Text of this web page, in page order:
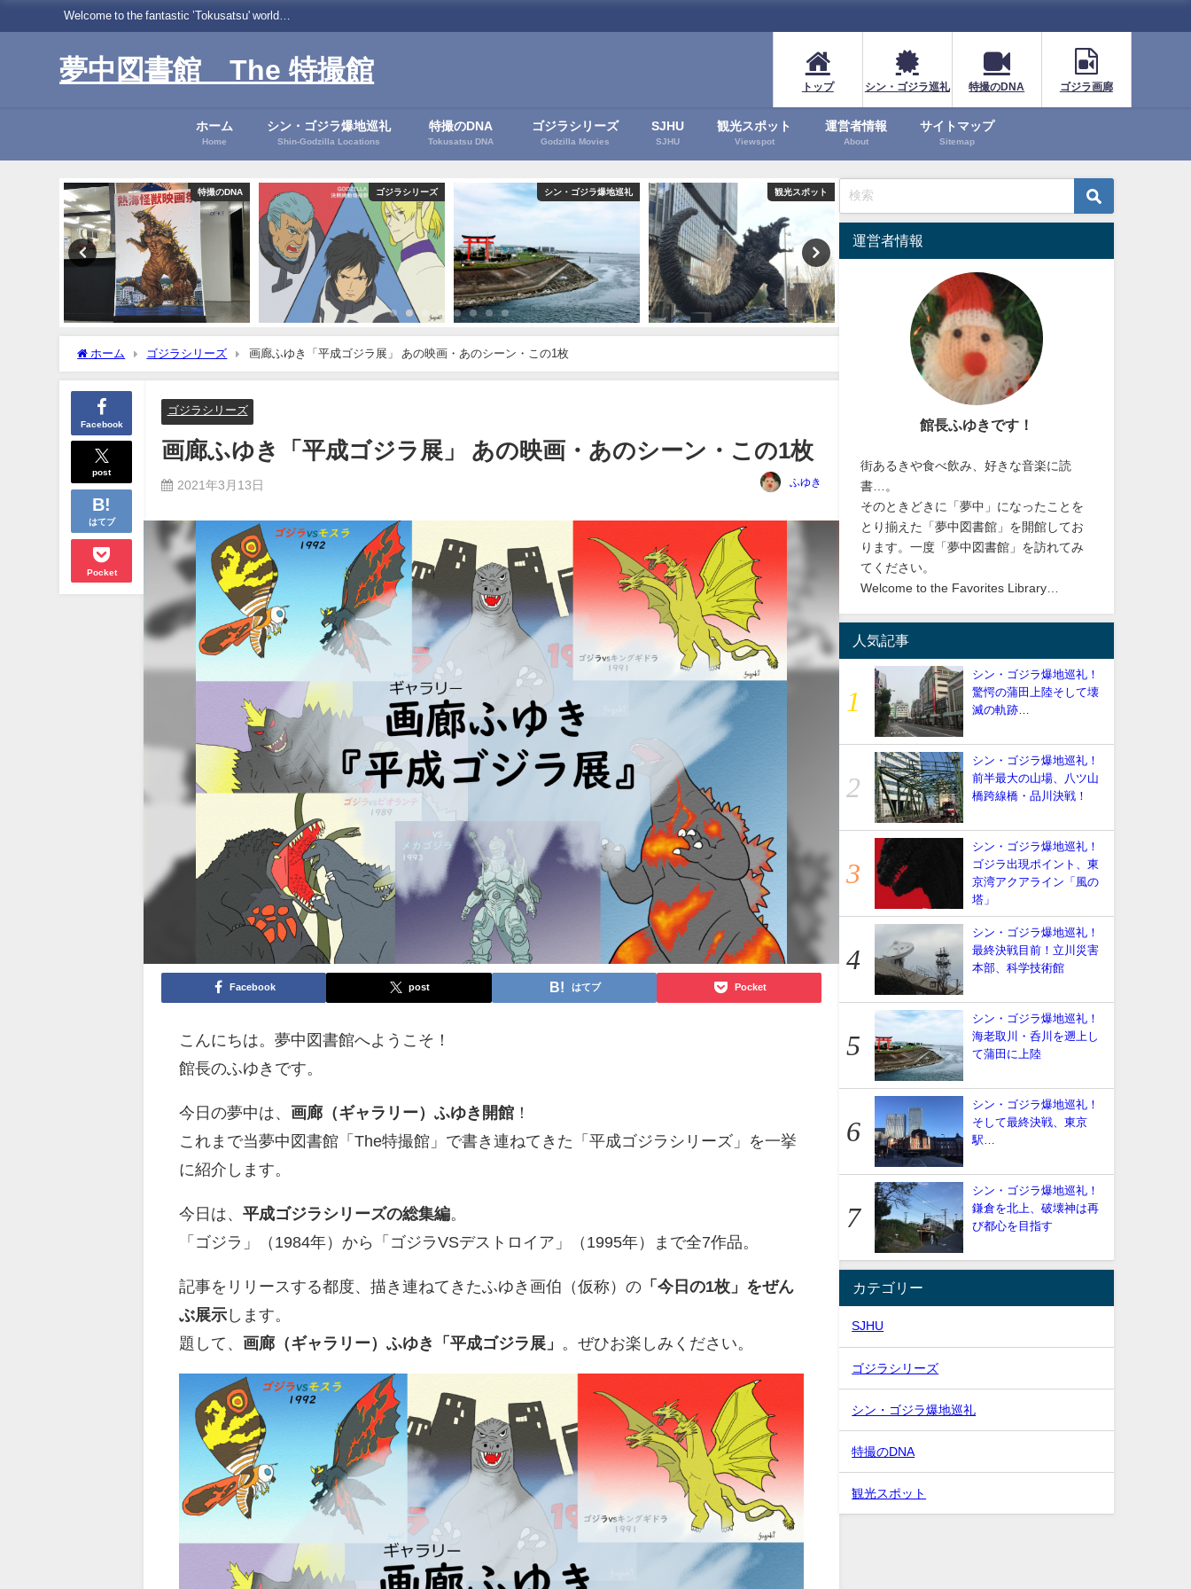
Welcome to the fantastic ’Tokusatsu' world…
夢中図書館 The 特撮館
トップ シン・ゴジラ巡礼 特撮のDNA ゴジラ画廊
ホーム
Home
シン・ゴジラ爆地巡礼
Shin-Godzilla Locations
特撮のDNA
Tokusatsu DNA
ゴジラシリーズ
Godzilla Movies
SJHU
SJHU
観光スポット
Viewspot
運営者情報
About
サイトマップ
Sitemap
特撮のDNA ゴジラシリーズ シン・ゴジラ爆地巡礼 観光スポット 観光スポット
ホーム ゴジラシリーズ 画廊ふゆき「平成ゴジラ展」 あの映画・あのシーン・この1枚
Facebook
post
はてブ
Pocket
ゴジラシリーズ
画廊ふゆき「平成ゴジラ展」 あの映画・あのシーン・この1枚
2021年3月13日 ふゆき
Facebook post はてブ Pocket
こんにちは。夢中図書館へようこそ！
館長のふゆきです。
今日の夢中は、 画廊（ギャラリー）ふゆき開館 ！
これまで当夢中図書館「The特撮館」で書き連ねてきた「平成ゴジラシリーズ」を一挙
に紹介します。
今日は、平成ゴジラシリーズの総集編。
「ゴジラ」（1984年）から「ゴジラVSデストロイア」（1995年）まで全7作品。
記事をリリースする都度、描き連ねてきたふゆき画伯（仮称）の 「今日の1枚」をぜん
ぶ展示 します。
題して、 画廊（ギャラリー）ふゆき「平成ゴジラ展」 。ぜひお楽しみください。
運営者情報
館長ふゆきです！
街あるきや食べ飲み、好きな音楽に読
書…。
そのときどきに「夢中」になったことを
とり揃えた「夢中図書館」を開館してお
ります。一度「夢中図書館」を訪れてみ
てください。
Welcome to the Favorites Library…
人気記事
シン・ゴジラ爆地巡礼！
驚愕の蒲田上陸そして壊
滅の軌跡…
シン・ゴジラ爆地巡礼！
前半最大の山場、八ツ山
橋跨線橋・品川決戦！
シン・ゴジラ爆地巡礼！
ゴジラ出現ポイント、東
京湾アクアライン「風の
塔」
シン・ゴジラ爆地巡礼！
最終決戦目前！立川災害
本部、科学技術館
シン・ゴジラ爆地巡礼！
海老取川・呑川を遡上し
て蒲田に上陸
シン・ゴジラ爆地巡礼！
そして最終決戦、東京
駅…
シン・ゴジラ爆地巡礼！
鎌倉を北上、破壊神は再
び都心を目指す
カテゴリー
SJHU
ゴジラシリーズ
シン・ゴジラ爆地巡礼
特撮のDNA
観光スポット